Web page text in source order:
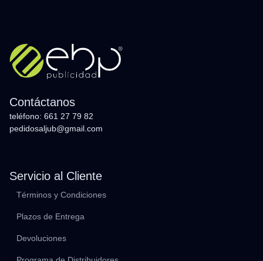
Contáctanos
teléfono: 661 27 79 82
pedidosaljub@gmail.com
Servicio al Cliente
Términos y Condiciones
Plazos de Entrega
Devoluciones